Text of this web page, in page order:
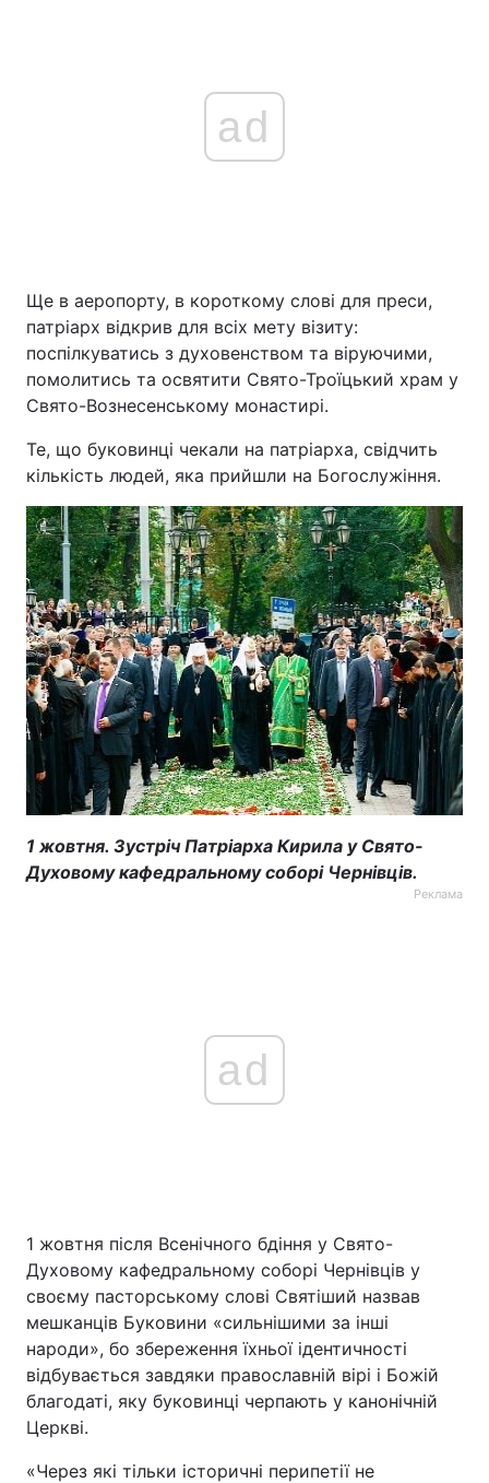
ad
Ще в аеропорту, в короткому слові для преси,
патріарх відкрив для всіх мету візиту:
поспілкуватись з духовенством та віруючими,
помолитись та освятити Свято-Троїцький храм у
Свято-Вознесенському монастирі.
Те, що буковинці чекали на патріарха, свідчить
кількість людей, яка прийшли на Богослужіння.
1 жовтня. Зустріч Патріарха Кирила у Свято-
Духовому кафедральному соборі Чернівців.
Реклама
ad
1 жовтня після Всенічного бдіння у Свято-
Духовому кафедральному соборі Чернівців у
своєму пасторському слові Святіший назвав
мешканців Буковини «сильнішими за інші
народи», бо збереження їхньої ідентичності
відбувається завдяки православній вірі і Божій
благодаті, яку буковинці черпають у канонічній
Церкві.
«Через які тільки історичні перипетії не